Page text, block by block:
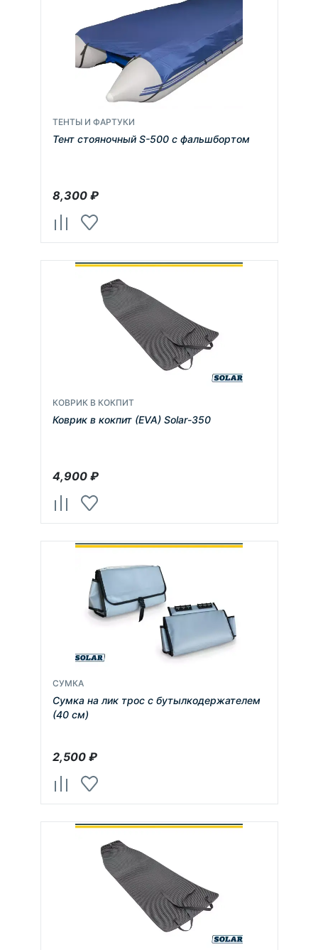
ТЕНТЫ И ФАРТУКИ
Тент стояночный S-500 с фальшбортом
8,300₽
КОВРИК В КОКПИТ
Коврик в кокпит (EVA) Solar-350
4,900₽
СУМКА
Сумка на лик трос с бутылкодержателем
(40 см)
2,500₽